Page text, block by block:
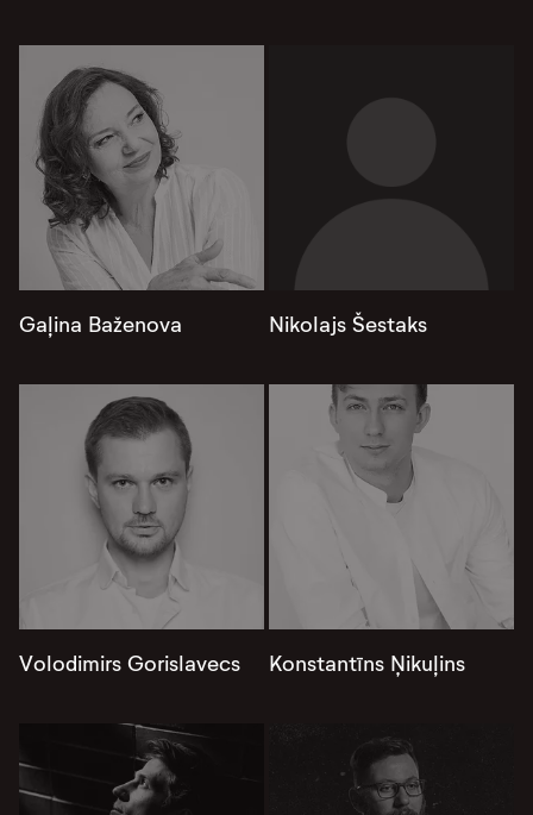
Gaļina Baženova Nikolajs Šestaks
Volodimirs Gorislavecs Konstantīns Ņikuļins